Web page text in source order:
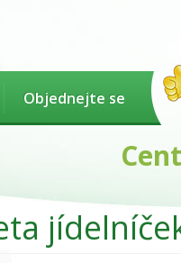
Objednejte se